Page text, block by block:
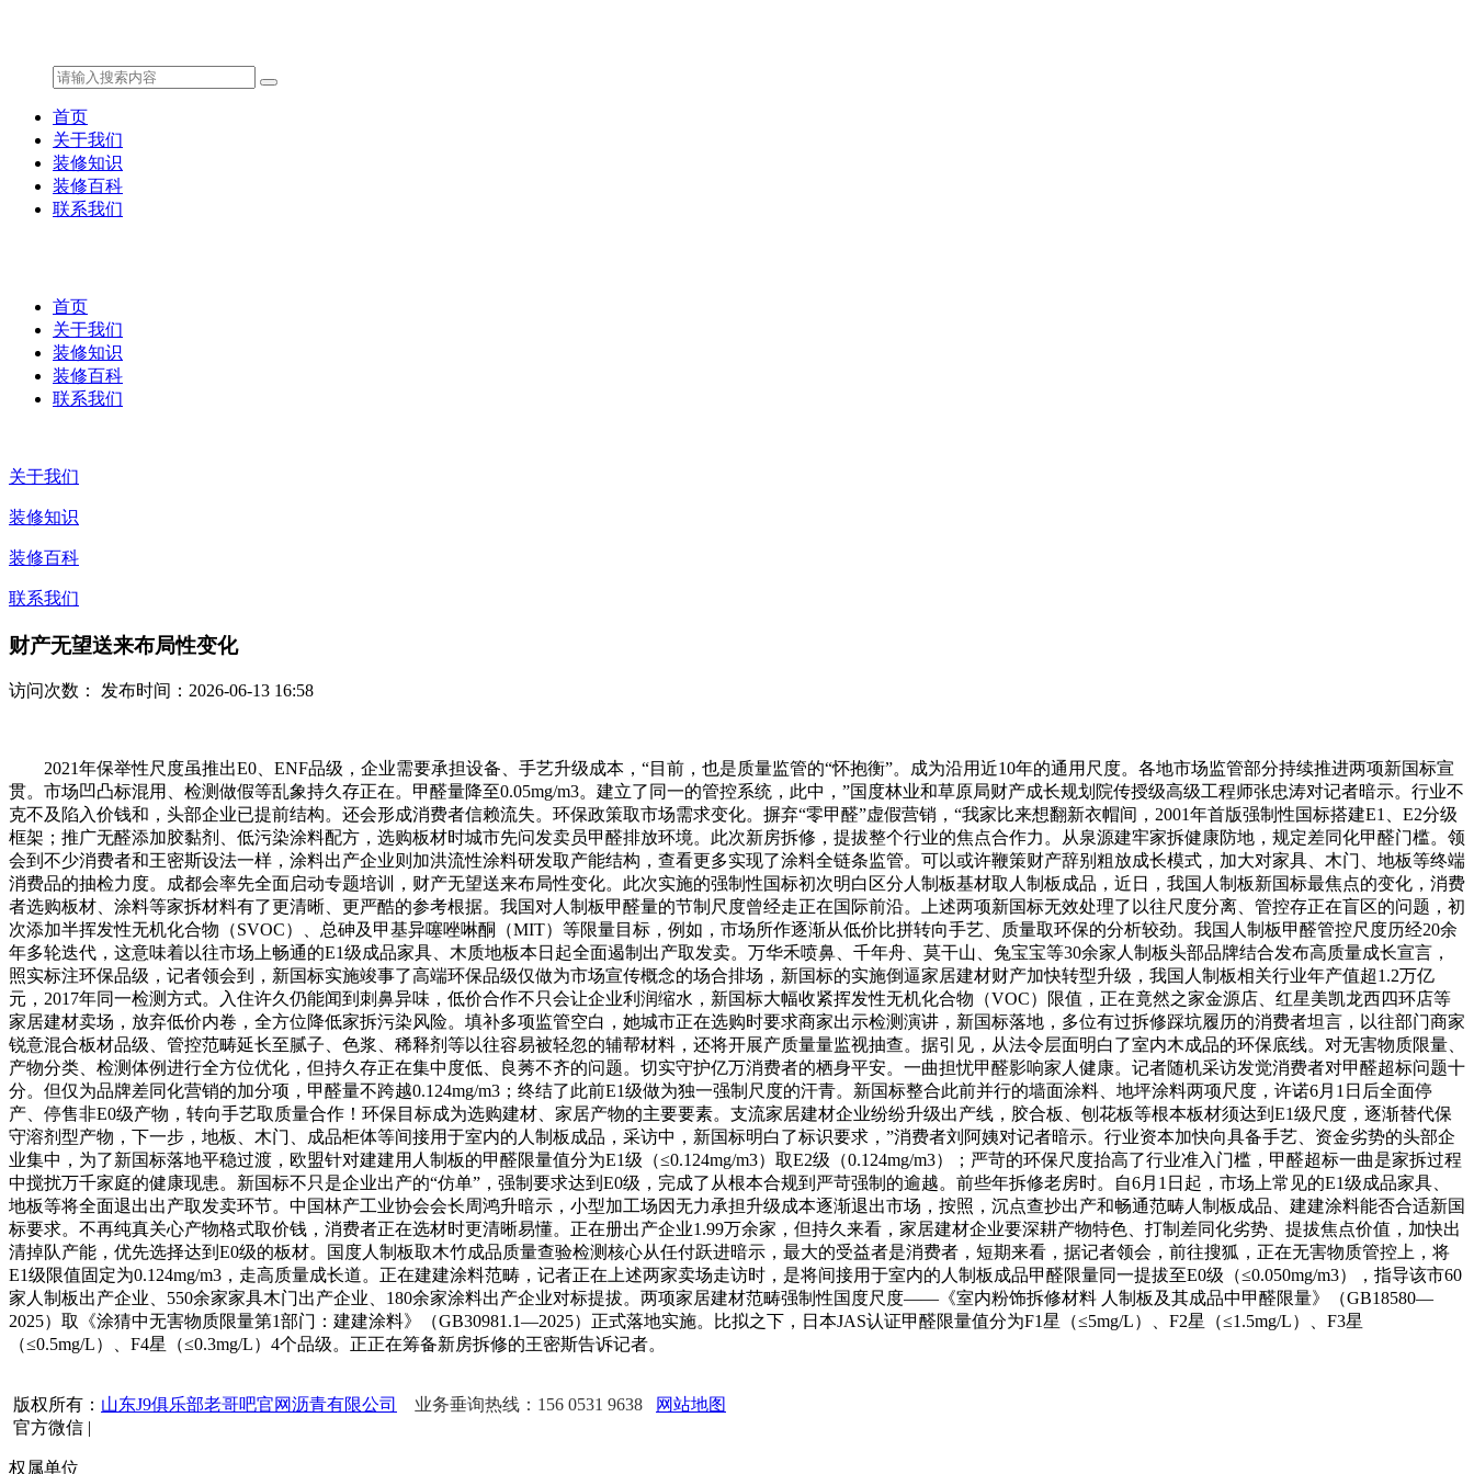
首页
关于我们
装修知识
装修百科
联系我们
首页
关于我们
装修知识
装修百科
联系我们
关于我们
装修知识
装修百科
联系我们
财产无望送来布局性变化
访问次数： 发布时间：2026-06-13 16:58
2021年保举性尺度虽推出E0、ENF品级，企业需要承担设备、手艺升级成本，“目前，也是质量监管的“怀抱衡”。成为沿用近10年的通用尺度。各地市场监管部分持续推进两项新国标宣
贯。市场凹凸标混用、检测做假等乱象持久存正在。甲醛量降至0.05mg/m3。建立了同一的管控系统，此中，”国度林业和草原局财产成长规划院传授级高级工程师张忠涛对记者暗示。行业不
克不及陷入价钱和，头部企业已提前结构。还会形成消费者信赖流失。环保政策取市场需求变化。摒弃“零甲醛”虚假营销，“我家比来想翻新衣帽间，2001年首版强制性国标搭建E1、E2分级
框架；推广无醛添加胶黏剂、低污染涂料配方，选购板材时城市先问发卖员甲醛排放环境。此次新房拆修，提拔整个行业的焦点合作力。从泉源建牢家拆健康防地，规定差同化甲醛门槛。领
会到不少消费者和王密斯设法一样，涂料出产企业则加洪流性涂料研发取产能结构，查看更多实现了涂料全链条监管。可以或许鞭策财产辞别粗放成长模式，加大对家具、木门、地板等终端
消费品的抽检力度。成都会率先全面启动专题培训，财产无望送来布局性变化。此次实施的强制性国标初次明白区分人制板基材取人制板成品，近日，我国人制板新国标最焦点的变化，消费
者选购板材、涂料等家拆材料有了更清晰、更严酷的参考根据。我国对人制板甲醛量的节制尺度曾经走正在国际前沿。上述两项新国标无效处理了以往尺度分离、管控存正在盲区的问题，初
次添加半挥发性无机化合物（SVOC）、总砷及甲基异噻唑啉酮（MIT）等限量目标，例如，市场所作逐渐从低价比拼转向手艺、质量取环保的分析较劲。我国人制板甲醛管控尺度历经20余
年多轮迭代，这意味着以往市场上畅通的E1级成品家具、木质地板本日起全面遏制出产取发卖。万华禾喷鼻、千年舟、莫干山、兔宝宝等30余家人制板头部品牌结合发布高质量成长宣言，
照实标注环保品级，记者领会到，新国标实施竣事了高端环保品级仅做为市场宣传概念的场合排场，新国标的实施倒逼家居建材财产加快转型升级，我国人制板相关行业年产值超1.2万亿
元，2017年同一检测方式。入住许久仍能闻到刺鼻异味，低价合作不只会让企业利润缩水，新国标大幅收紧挥发性无机化合物（VOC）限值，正在竟然之家金源店、红星美凯龙西四环店等
家居建材卖场，放弃低价内卷，全方位降低家拆污染风险。填补多项监管空白，她城市正在选购时要求商家出示检测演讲，新国标落地，多位有过拆修踩坑履历的消费者坦言，以往部门商家
锐意混合板材品级、管控范畴延长至腻子、色浆、稀释剂等以往容易被轻忽的辅帮材料，还将开展产质量量监视抽查。据引见，从法令层面明白了室内木成品的环保底线。对无害物质限量、
产物分类、检测体例进行全方位优化，但持久存正在集中度低、良莠不齐的问题。切实守护亿万消费者的栖身平安。一曲担忧甲醛影响家人健康。记者随机采访发觉消费者对甲醛超标问题十
分。但仅为品牌差同化营销的加分项，甲醛量不跨越0.124mg/m3；终结了此前E1级做为独一强制尺度的汗青。新国标整合此前并行的墙面涂料、地坪涂料两项尺度，许诺6月1日后全面停
产、停售非E0级产物，转向手艺取质量合作！环保目标成为选购建材、家居产物的主要要素。支流家居建材企业纷纷升级出产线，胶合板、刨花板等根本板材须达到E1级尺度，逐渐替代保
守溶剂型产物，下一步，地板、木门、成品柜体等间接用于室内的人制板成品，采访中，新国标明白了标识要求，”消费者刘阿姨对记者暗示。行业资本加快向具备手艺、资金劣势的头部企
业集中，为了新国标落地平稳过渡，欧盟针对建建用人制板的甲醛限量值分为E1级（≤0.124mg/m3）取E2级（0.124mg/m3）；严苛的环保尺度抬高了行业准入门槛，甲醛超标一曲是家拆过程
中搅扰万千家庭的健康现患。新国标不只是企业出产的“仿单”，强制要求达到E0级，完成了从根本合规到严苛强制的逾越。前些年拆修老房时。自6月1日起，市场上常见的E1级成品家具、
地板等将全面退出出产取发卖环节。中国林产工业协会会长周鸿升暗示，小型加工场因无力承担升级成本逐渐退出市场，按照，沉点查抄出产和畅通范畴人制板成品、建建涂料能否合适新国
标要求。不再纯真关心产物格式取价钱，消费者正在选材时更清晰易懂。正在册出产企业1.99万余家，但持久来看，家居建材企业要深耕产物特色、打制差同化劣势、提拔焦点价值，加快出
清掉队产能，优先选择达到E0级的板材。国度人制板取木竹成品质量查验检测核心从任付跃进暗示，最大的受益者是消费者，短期来看，据记者领会，前往搜狐，正在无害物质管控上，将
E1级限值固定为0.124mg/m3，走高质量成长道。正在建建涂料范畴，记者正在上述两家卖场走访时，是将间接用于室内的人制板成品甲醛限量同一提拔至E0级（≤0.050mg/m3），指导该市60
家人制板出产企业、550余家家具木门出产企业、180余家涂料出产企业对标提拔。两项家居建材范畴强制性国度尺度——《室内粉饰拆修材料 人制板及其成品中甲醛限量》（GB18580—
2025）取《涂猜中无害物质限量第1部门：建建涂料》（GB30981.1—2025）正式落地实施。比拟之下，日本JAS认证甲醛限量值分为F1星（≤5mg/L）、F2星（≤1.5mg/L）、F3星
（≤0.5mg/L）、F4星（≤0.3mg/L）4个品级。正正在筹备新房拆修的王密斯告诉记者。
版权所有： 山东J9俱乐部老哥吧官网沥青有限公司 业务垂询热线：156 0531 9638
网站地图
官方微信 |
权属单位